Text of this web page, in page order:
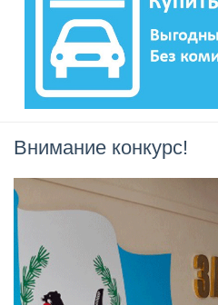
Внимание конкурс!